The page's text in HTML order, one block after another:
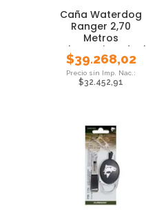
Caña Waterdog
Ranger 2,70
Metros
Telescopica Ideal
Pejerrey
$39.268,02
$32.452,91